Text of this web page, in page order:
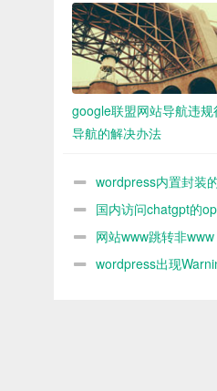
google联盟网站导航违规
导航的解决办法
wordpress内置封装
国内访问chatgpt的
网站www跳转非
则 wordpress出现